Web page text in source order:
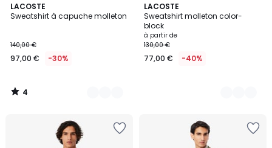
LACOSTE
Sweatshirt à capuche molleton
140,00 €
97,00 € -30%
4
/
7
Couleurs
4
/
LACOSTE
Sweatshirt molleton color-
block
à partir de
130,00 €
77,00 € -40%
3
Couleurs